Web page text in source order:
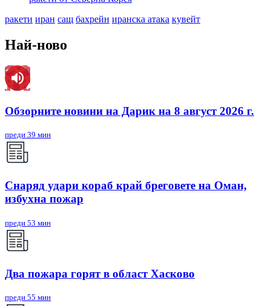
ракети иран сащ бахрейн иранска атака кувейт
Най-ново
Обзорните новини на Дарик на 8 август 2026 г.
преди 39 мин
Снаряд удари кораб край бреговете на Оман,
избухна пожар
преди 53 мин
Два пожара горят в област Хасково
преди 55 мин